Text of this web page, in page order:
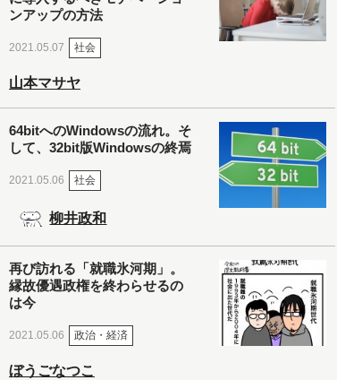
ンアップの方法
2021.05.07 社会
山本マサヤ
64bitへのWindowsの流れ。そ
して、32bit版Windowsの終焉
2021.05.06 社会
柳井政和
再び訪れる「就職氷河期」。
縁故優遇政権を終わらせるの
は今
2021.05.06 政治・経済
ぼうごなつこ